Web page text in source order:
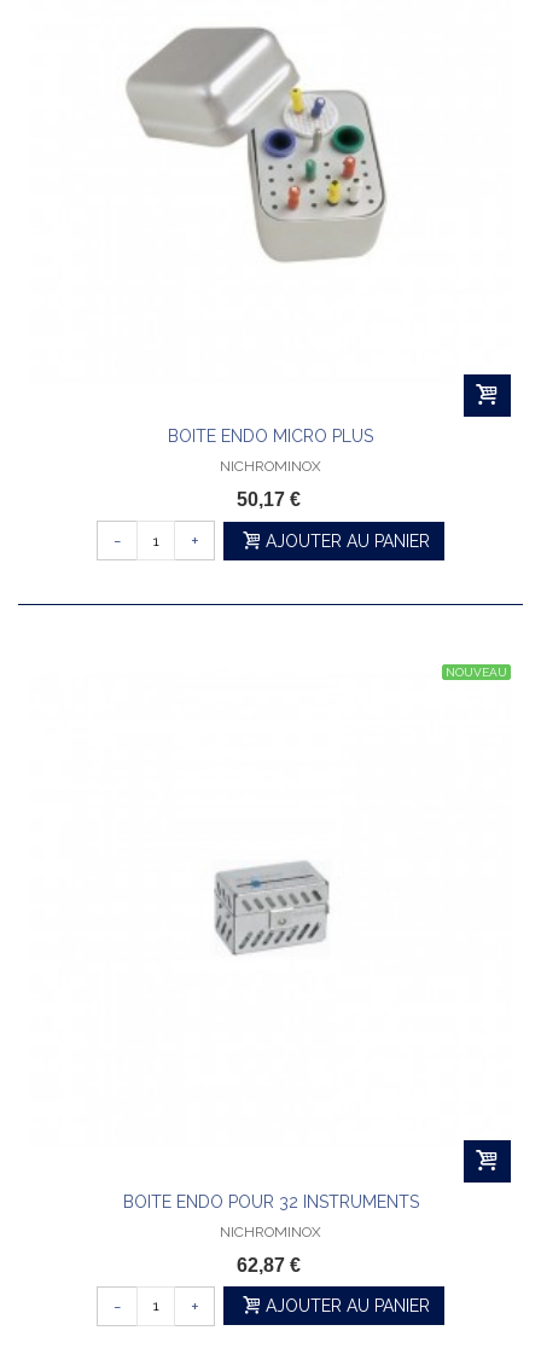
BOITE ENDO MICRO PLUS
NICHROMINOX
50,17 €
- + AJOUTER AU PANIER
NOUVEAU
BOITE ENDO POUR 32 INSTRUMENTS
NICHROMINOX
62,87 €
- + AJOUTER AU PANIER